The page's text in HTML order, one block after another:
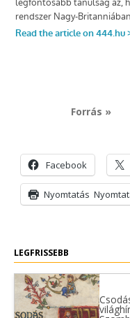
Forrás »
Facebook
Nyomtatás
LEGFRISSEBB